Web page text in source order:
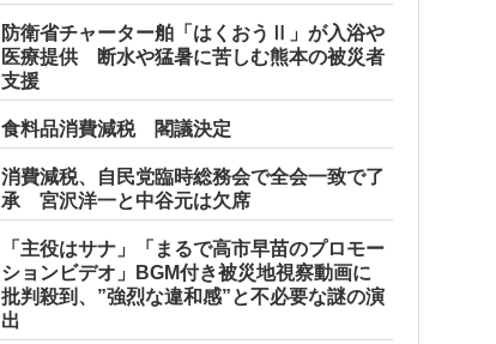
防衛省チャーター舶「はくおうⅡ」が入浴や
医療提供 断水や猛暑に苦しむ熊本の被災者
支援
食料品消費減税 閣議決定
消費減税、自民党臨時総務会で全会一致で了
承 宮沢洋一と中谷元は欠席
「主役はサナ」「まるで高市早苗のプロモー
ションビデオ」BGM付き被災地視察動画に
批判殺到、”強烈な違和感”と不必要な謎の演
出